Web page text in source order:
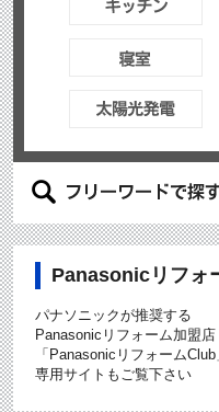
Panasonicリフォ
パナソニックが推奨する
Panasonicリフォーム加盟店
「PanasonicリフォームClub
専用サイトもご覧下さい